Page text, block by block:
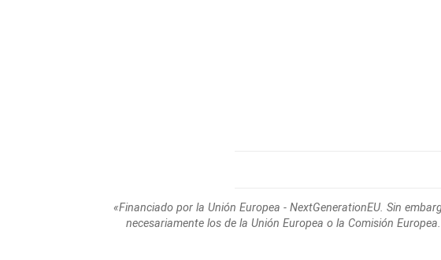
«Financiado por la Unión Europea - NextGenerationEU. Sin
necesariamente los de la Unión Europea o la Comisión